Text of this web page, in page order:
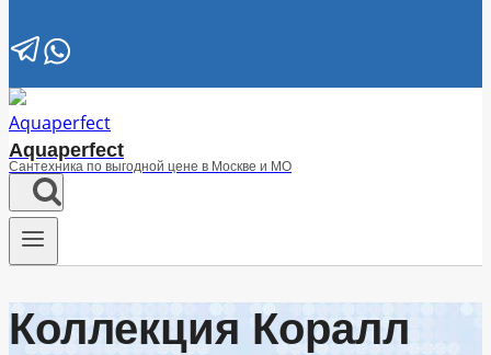
Aquaperfect
Сантехника по выгодной цене в Москве и МО
Коллекция Коралл